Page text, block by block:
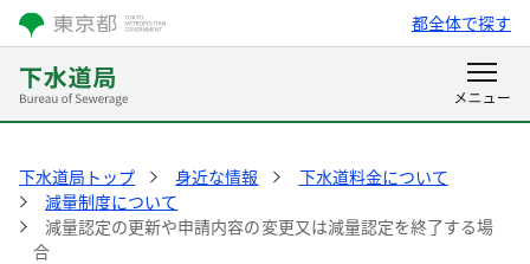
都全体で探す
下水道局トップ 身近な情報
下水道料金について
減量制度について
減量認定の更新や申請内容の変更又は減量認定を終了する場
合